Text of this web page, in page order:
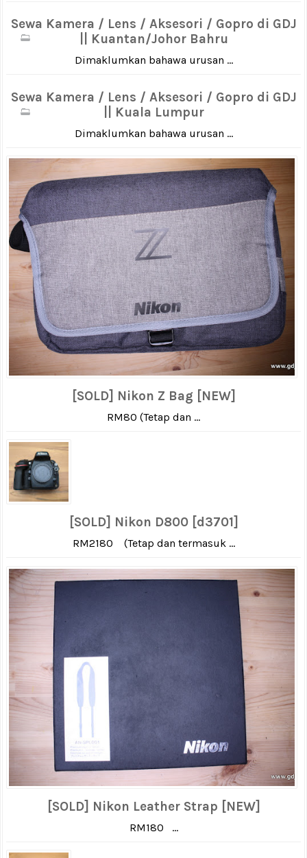
Sewa Kamera / Lens / Aksesori / Gopro di GDJ
|| Kuantan/Johor Bahru
Dimaklumkan bahawa urusan ...
Sewa Kamera / Lens / Aksesori / Gopro di GDJ
|| Kuala Lumpur
Dimaklumkan bahawa urusan ...
[SOLD] Nikon Z Bag [NEW]
RM80 (Tetap dan ...
[SOLD] Nikon D800 [d3701]
RM2180 (Tetap dan termasuk ...
[SOLD] Nikon Leather Strap [NEW]
RM180 ...